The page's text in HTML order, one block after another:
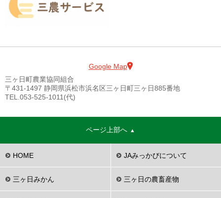
Google Map
三ヶ日町農業協同組合
〒431-1497 静岡県浜松市浜名区三ヶ日町三ヶ日885番地
TEL.053-525-1011(代)
ページ上部へ
HOME JAみっかびについて
三ヶ日みかん 三ヶ日の農畜産物